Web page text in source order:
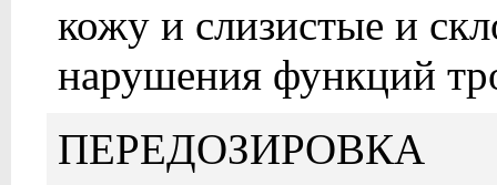
кожу и слизистые и
нарушения функций
ПЕРЕДОЗИРОВКА